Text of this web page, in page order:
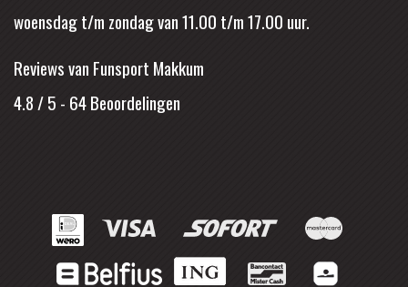
woensdag t/m zondag van 11.00 t/m 17.00 uur.
Reviews van Funsport Makkum
4.8 / 5 - 64Beoordelingen